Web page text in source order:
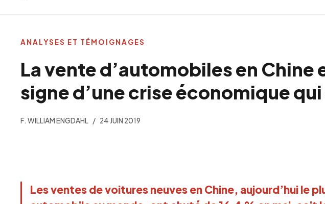
La vente d’automobiles en Chine
signe d’une crise économique
F. WILLIAM ENGDAHL 24 JUIN 2019
Les ventes de voitures neuves en Chine, aujourd’hui le
ANALYSES ET TÉMOIGNAGES